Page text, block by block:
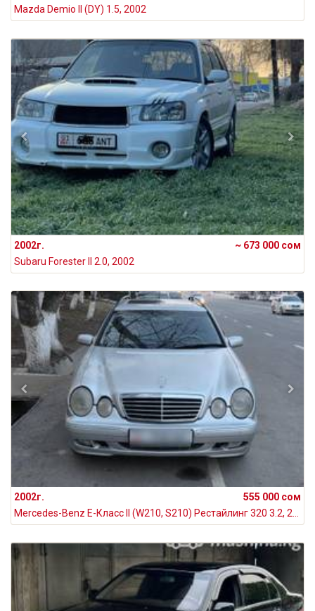
Mazda Demio II (DY) 1.5, 2002
2002г.
~ 673 000 сом
Subaru Forester II 2.0, 2002
2002г.
555 000 сом
Mercedes-Benz E-Класс II (W210, S210) Рестайлинг 320 3.2, 2002